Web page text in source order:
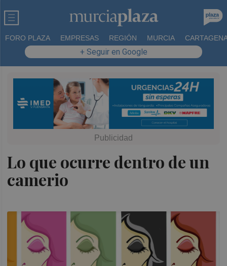
FORO PLAZA EMPRESAS REGIÓN MURCIA
+ Seguir en Google
Lo que ocurre dentro de un
camerio